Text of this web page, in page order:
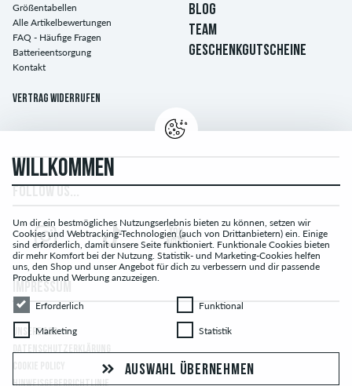
Größentabellen
Alle Artikelbewertungen
FAQ - Häufige Fragen
Batterieentsorgung
Kontakt
Vertrag widerrufen
BLOG
TEAM
GESCHENKGUTSCHEINE
UNSERE AGB
WILLKOMMEN
Um dir ein bestmögliches Nutzungserlebnis bieten zu können, setzen wir
Cookies und Webtracking-Technologien (auch von Drittanbietern) ein. Einige
sind erforderlich, damit unsere Seite funktioniert. Funktionale Cookies bieten
dir mehr Komfort bei der Nutzung. Statistik- und Marketing-Cookies helfen
uns, den Shop und unser Angebot für dich zu verbessern und dir passende
Produkte und Werbung anzuzeigen.
Erforderlich
Erforderlich FunktionalFunktional
MarketingMarketing StatistikStatistik
AUSWAHL ÜBERNEHMEN